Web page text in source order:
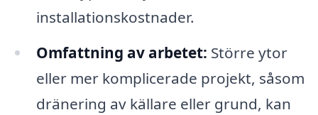
installationskostnader.
Omfattning av arbetet: Större ytor
eller mer komplicerade projekt, såsom
dränering av källare eller grund, kan